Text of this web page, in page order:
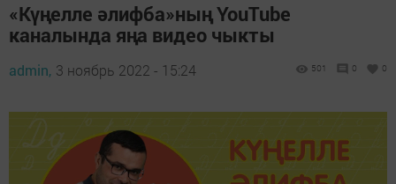
«Күңелле әлифба»ның YouTube
каналында яңа видео чыкты
admin, 3 ноябрь 2022 - 15:24 501 0 0